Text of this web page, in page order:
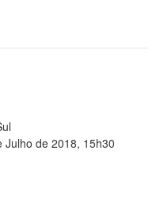
Julho de 2018, 15h30